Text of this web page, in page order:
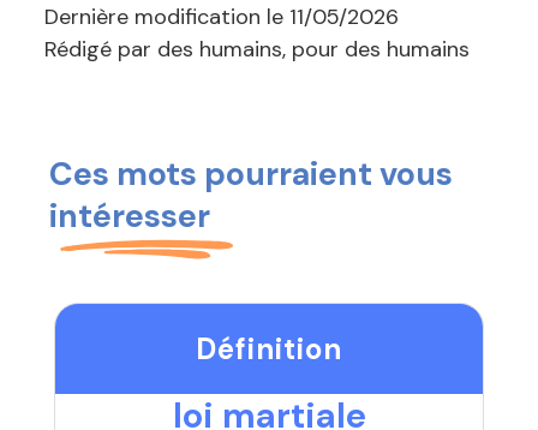
Dernière modification le 11/05/2026
Rédigé par des humains, pour des humains
Ces mots pourraient vous
intéresser
Définition
loi martiale